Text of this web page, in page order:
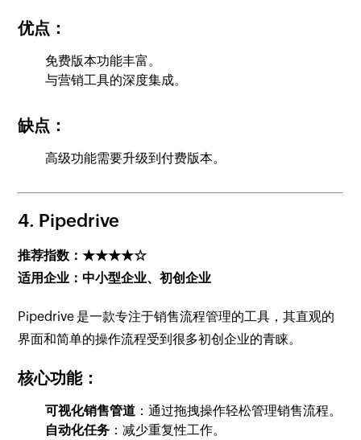
优点：
免费版本功能丰富。
与营销工具的深度集成。
缺点：
高级功能需要升级到付费版本。
4. Pipedrive
推荐指数：★★★★☆
适用企业：中小型企业、初创企业
Pipedrive 是一款专注于销售流程管理的工具，其直观的
界面和简单的操作流程受到很多初创企业的青睐。
核心功能：
可视化销售管道 ：通过拖拽操作轻松管理销售流程。
自动化任务 ：减少重复性工作。